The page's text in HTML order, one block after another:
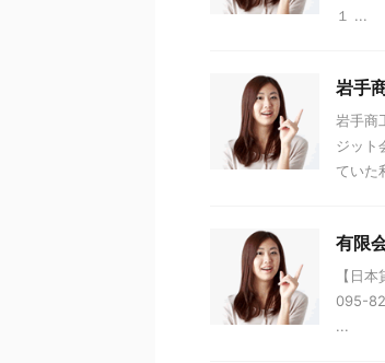
１ ...
岩手
岩手商
ジット
ていた
有限
【日
095-
...